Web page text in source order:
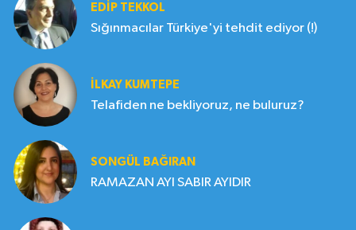
EDIP TEKKOL
Sığınmacılar Türkiye'yi tehdit ediyor (!)
İLKAY KUMTEPE
Telafiden ne bekliyoruz, ne buluruz?
SONGÜL BAĞIRAN
RAMAZAN AYI SABIR AYIDIR